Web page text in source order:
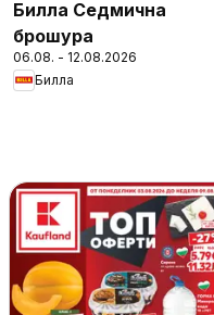
Билла Седмична
брошура
06.08. - 12.08.2026
Билла